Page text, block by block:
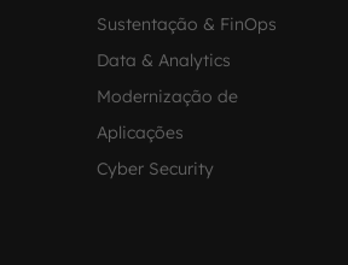
Sustentação & FinOps
Data & Analytics
Modernização de
Aplicações
Cyber Security